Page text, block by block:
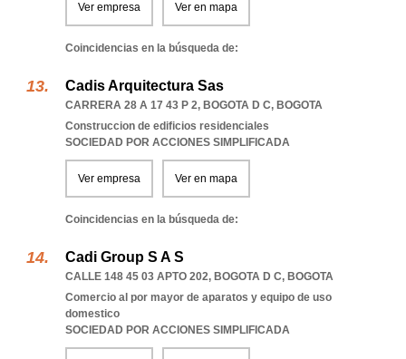
Ver empresa Ver en mapa
Coincidencias en la búsqueda de:
Cadis Arquitectura Sas
CARRERA 28 A 17 43 P 2, BOGOTA D C, BOGOTA
Construccion de edificios residenciales
SOCIEDAD POR ACCIONES SIMPLIFICADA
Ver empresa Ver en mapa
Coincidencias en la búsqueda de:
Cadi Group S A S
CALLE 148 45 03 APTO 202, BOGOTA D C, BOGOTA
Comercio al por mayor de aparatos y equipo de uso
domestico
SOCIEDAD POR ACCIONES SIMPLIFICADA